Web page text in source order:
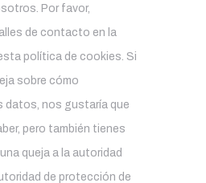
Por favor,
de contacto en la
política de cookies. Si
sobre cómo
datos, nos gustaría que
pero también tienes
queja a la autoridad
de protección de